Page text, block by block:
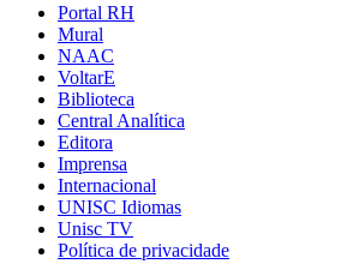
Portal RH
Mural
NAAC
VoltarE
Biblioteca
Central Analítica
Editora
Imprensa
Internacional
UNISC Idiomas
Unisc TV
Política de privacidade